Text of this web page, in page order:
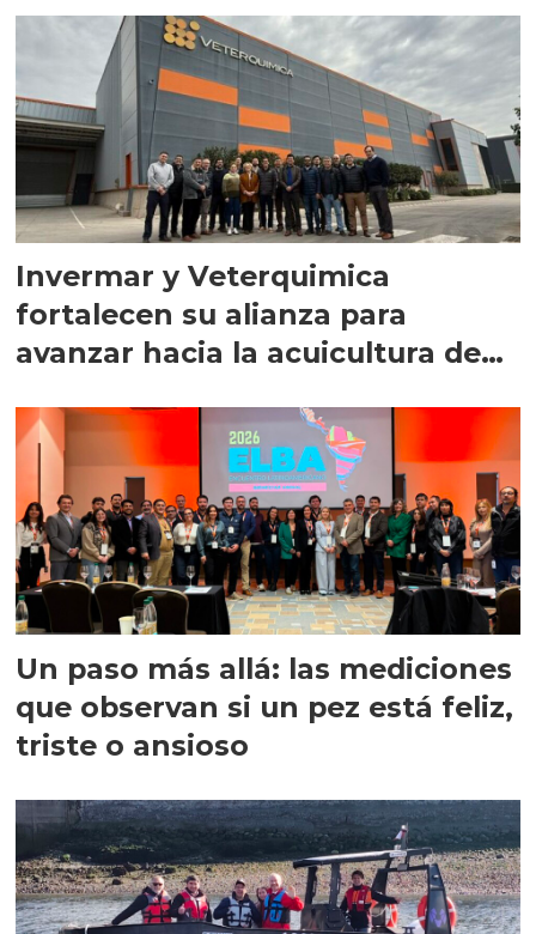
Invermar y Veterquimica
fortalecen su alianza para
avanzar hacia la acuicultura de
Un paso más allá: las mediciones
que observan si un pez está feliz,
triste o ansioso